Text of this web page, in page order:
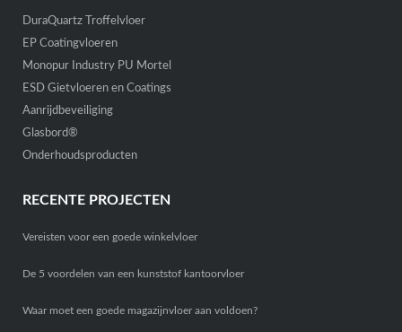
DuraQuartz Troffelvloer
EP Coatingvloeren
Monopur Industry PU Mortel
ESD Gietvloeren en Coatings
Aanrijdbeveiliging
Glasbord®
Onderhoudsproducten
RECENTE PROJECTEN
Vereisten voor een goede winkelvloer
De 5 voordelen van een kunststof kantoorvloer
Waar moet een goede magazijnvloer aan voldoen?